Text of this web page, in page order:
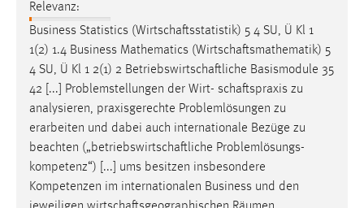
Relevanz:
Business Statistics (Wirtschaftsstatistik) 5 4 SU, Ü Kl 1
1(2) 1.4 Business Mathematics (Wirtschaftsmathematik) 5
4 SU, Ü Kl 1 2(1) 2 Betriebswirtschaftliche Basismodule 35
42 [...] Problemstellungen der Wirt- schaftspraxis zu
analysieren, praxisgerechte Problemlösungen zu
erarbeiten und dabei auch internationale Bezüge zu
beachten („betriebswirtschaftliche Problemlösungs-
kompetenz“) [...] ums besitzen insbesondere
Kompetenzen im internationalen Business und den
Sie tun dies, indem sie Besucher über Websites
hinweg verfolgen.
Google Ads
Name:
_gcl_au
Anbieter:
Google Ireland Limited